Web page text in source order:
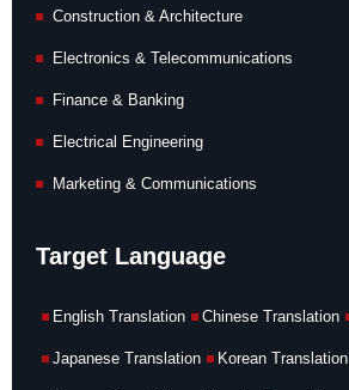
Construction & Architecture
Electronics & Telecommunications
Finance & Banking
Electrical Engineering
Marketing & Communications
Target Language
English Translation Chinese Translation
Japanese Translation Korean Translation